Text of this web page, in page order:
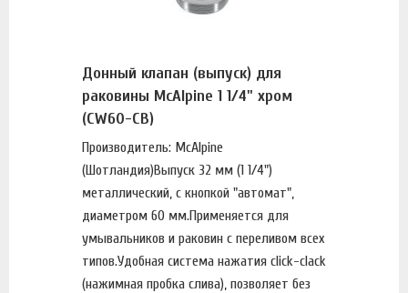
Донный клапан (выпуск) для
раковины McAlpine 1 1/4" хром
(CW60-CB)
Производитель: McAlpine
(Шотландия)Выпуск 32 мм (1 1/4")
металлический, с кнопкой "автомат",
диаметром 60 мм.Применяется для
умывальников и раковин с переливом всех
типов.Удобная система нажатия click-clack
(нажимная пробка слива), позволяет без